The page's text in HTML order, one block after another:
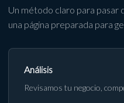
Un método claro para pasar
una página preparada para
Análisis
Revisamos tu negocio,